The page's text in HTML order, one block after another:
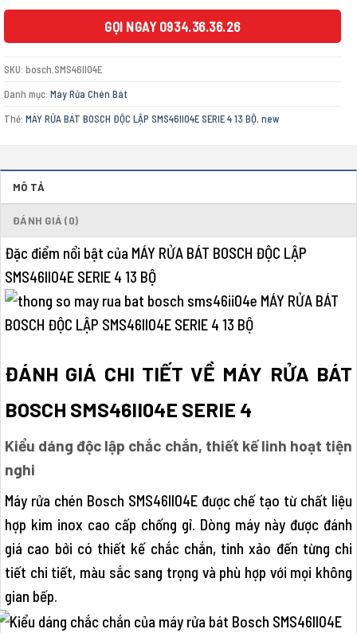
GỌI NGAY 0934.36.36.26
SKU: bosch.SMS46II04E
Danh mục: Máy Rửa Chén Bát
Thẻ: MÁY RỬA BÁT BOSCH ĐỘC LẬP SMS46II04E SERIE 4 13 BỘ, new
MÔ TẢ
ĐÁNH GIÁ (0)
Đặc điểm nổi bật của MÁY RỬA BÁT BOSCH ĐỘC LẬP
SMS46II04E SERIE 4 13 BỘ
ĐÁNH GIÁ CHI TIẾT VỀ MÁY RỬA BÁT
BOSCH SMS46II04E SERIE 4
Kiểu dáng độc lập chắc chắn, thiết kế linh hoạt tiện
nghi
Máy rửa chén Bosch SMS46II04E được chế tạo từ chất liệu
hợp kim inox cao cấp chống gỉ. Dòng máy này được đánh
giá cao bởi có thiết kế chắc chắn, tinh xảo đến từng chi
tiết chi tiết, màu sắc sang trọng và phù hợp với mọi không
gian bếp.